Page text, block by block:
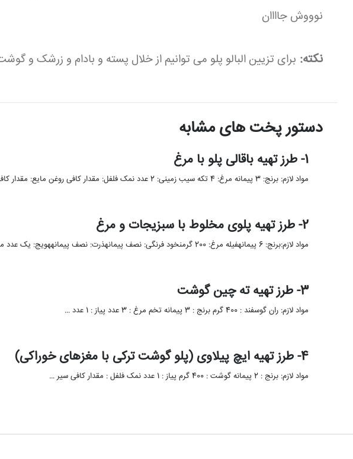
نوووش جاااان
نکته: برای تزیین البالو پلو می توانیم از خلال پسته و بادام و زرشک و
دستور پخت های مشابه
1- طرز تهیه باقالی پلو با مرغ
مواد لازم: برنج: 3 پیمانه مرغ: 4 تکه سیب زمینی: 2 عدد نمک فلفل: مقدار کافی روغن مایع: مقدار کافی …
2- طرز تهیه پلوی مخلوط با سبزیجات و مرغ
مواد لازم:برنج: 6 پیمانهفیله مرغ: 200 گرمنخود فرنگی: نصف پیمانهذرت: نصف پیمانههویج: یک عدد متوسطگوجه فرنگی: 3 عدد متوسطپیاز: یک …
3- طرز تهیه ته چین گوشت
مواد لازم: ران گوسفند : 400 گرم برنج : 3 پیمانه تخم مرغ : 3 عدد پیاز : 1 عدد …
4- طرز تهیه ایچ پیلاوی (پلو گوشت ترکی با مغزهای خوراکی)
مواد لازم: برنج : 2 پیمانه گوشت : 400 گرم پیاز : 1 عدد نمک فلفل : مقدار کافی سیر …